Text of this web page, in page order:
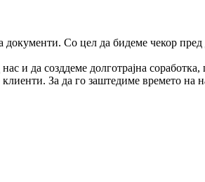
Со цел да бидеме чекор
да созддеме долготрајна соработка,
За да го заштедиме времето на